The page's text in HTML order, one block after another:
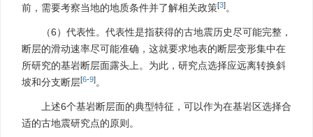
前，需要考察当地的地质条件并了解相关政策[3]。
（6）代表性。代表性是指获得的古地震历史尽可能完整，
断层的滑动速率尽可能准确，这就要求地表的断层变形集中在
所研究的基岩断层面露头上。为此，研究点选择应远离转换斜
坡和分支断层[6-9]。
上述6个基岩断层面的典型特征，可以作为在基岩区选择合
适的古地震研究点的原则。